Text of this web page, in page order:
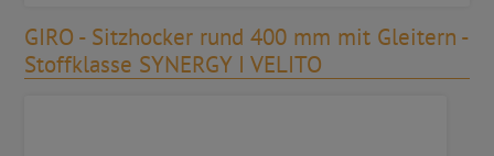
GIRO - Sitzhocker rund 400 mm mit Gleitern -
Stoffklasse SYNERGY I VELITO